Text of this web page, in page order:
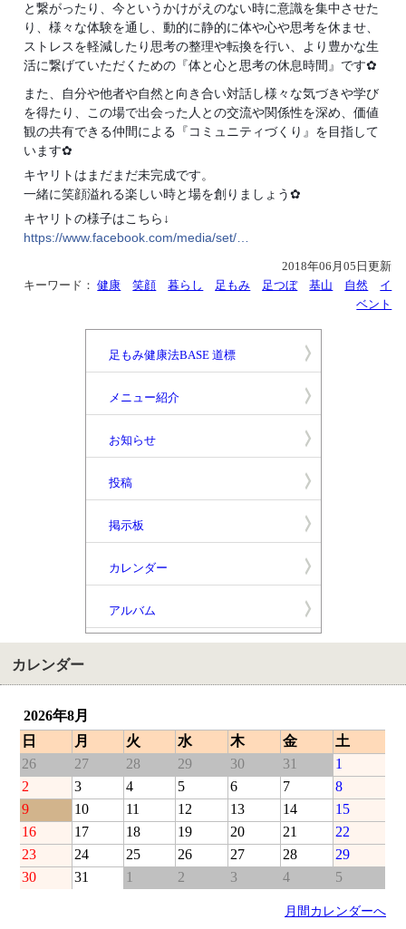
と繋がったり、今というかけがえのない時に意識を集中させた
り、様々な体験を通し、動的に静的に体や心や思考を休ませ、
ストレスを軽減したり思考の整理や転換を行い、より豊かな生
活に繋げていただくための『体と心と思考の休息時間』です✿
また、自分や他者や自然と向き合い対話し様々な気づきや学び
を得たり、この場で出会った人との交流や関係性を深め、価値
観の共有できる仲間による『コミュニティづくり』を目指して
います✿
キヤリトはまだまだ未完成です。
一緒に笑顔溢れる楽しい時と場を創りましょう✿
キヤリトの様子はこちら↓
https://www.facebook.com/media/set/…
2018年06月05日更新
キーワード：健康 笑顔 暮らし 足もみ 足つぼ 基山 自然
イ
ベント
足もみ健康法BASE 道標
メニュー紹介
お知らせ
投稿
掲示板
カレンダー
アルバム
カレンダー
2026年8月
日
月 火 水 木 金
土
26
27 28 29 30 31
1
2
3 4 5 6 7
8
9
10 11 12 13 14
15
16
17 18 19 20 21
22
23
24 25 26 27 28
29
30
31 1 2 3 4 5
月間カレンダーへ